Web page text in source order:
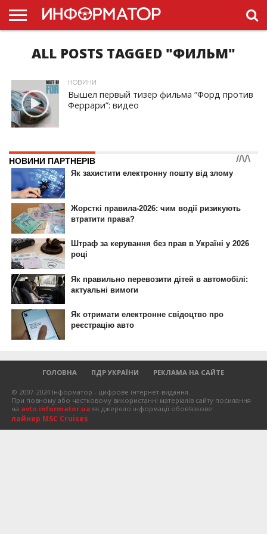
ГОЛОВНА
НОВИНИ
ПДР
УКРАЇНИ
РЕКЛАМА
ПРОЕКТЫ
ALL POSTS TAGGED "ФИЛЬМ"
ID, "post_views_count", true); if ( $post_views >= 1) { ?>
НОВИНИ
Вышел первый тизер фильма “Форд против
Феррари”: видео
ГОЛОВНА ПДР УКРАЇНИ РЕКЛАМА НА САЙТЕ
© 2007-2024 Інформатор - цифрове інтернет-видання.
При повному або частковому використанні матеріалів сайту посилання
на avto.informator.ua як джерело інформації обов'язкове.
лайнер MSC Cruises